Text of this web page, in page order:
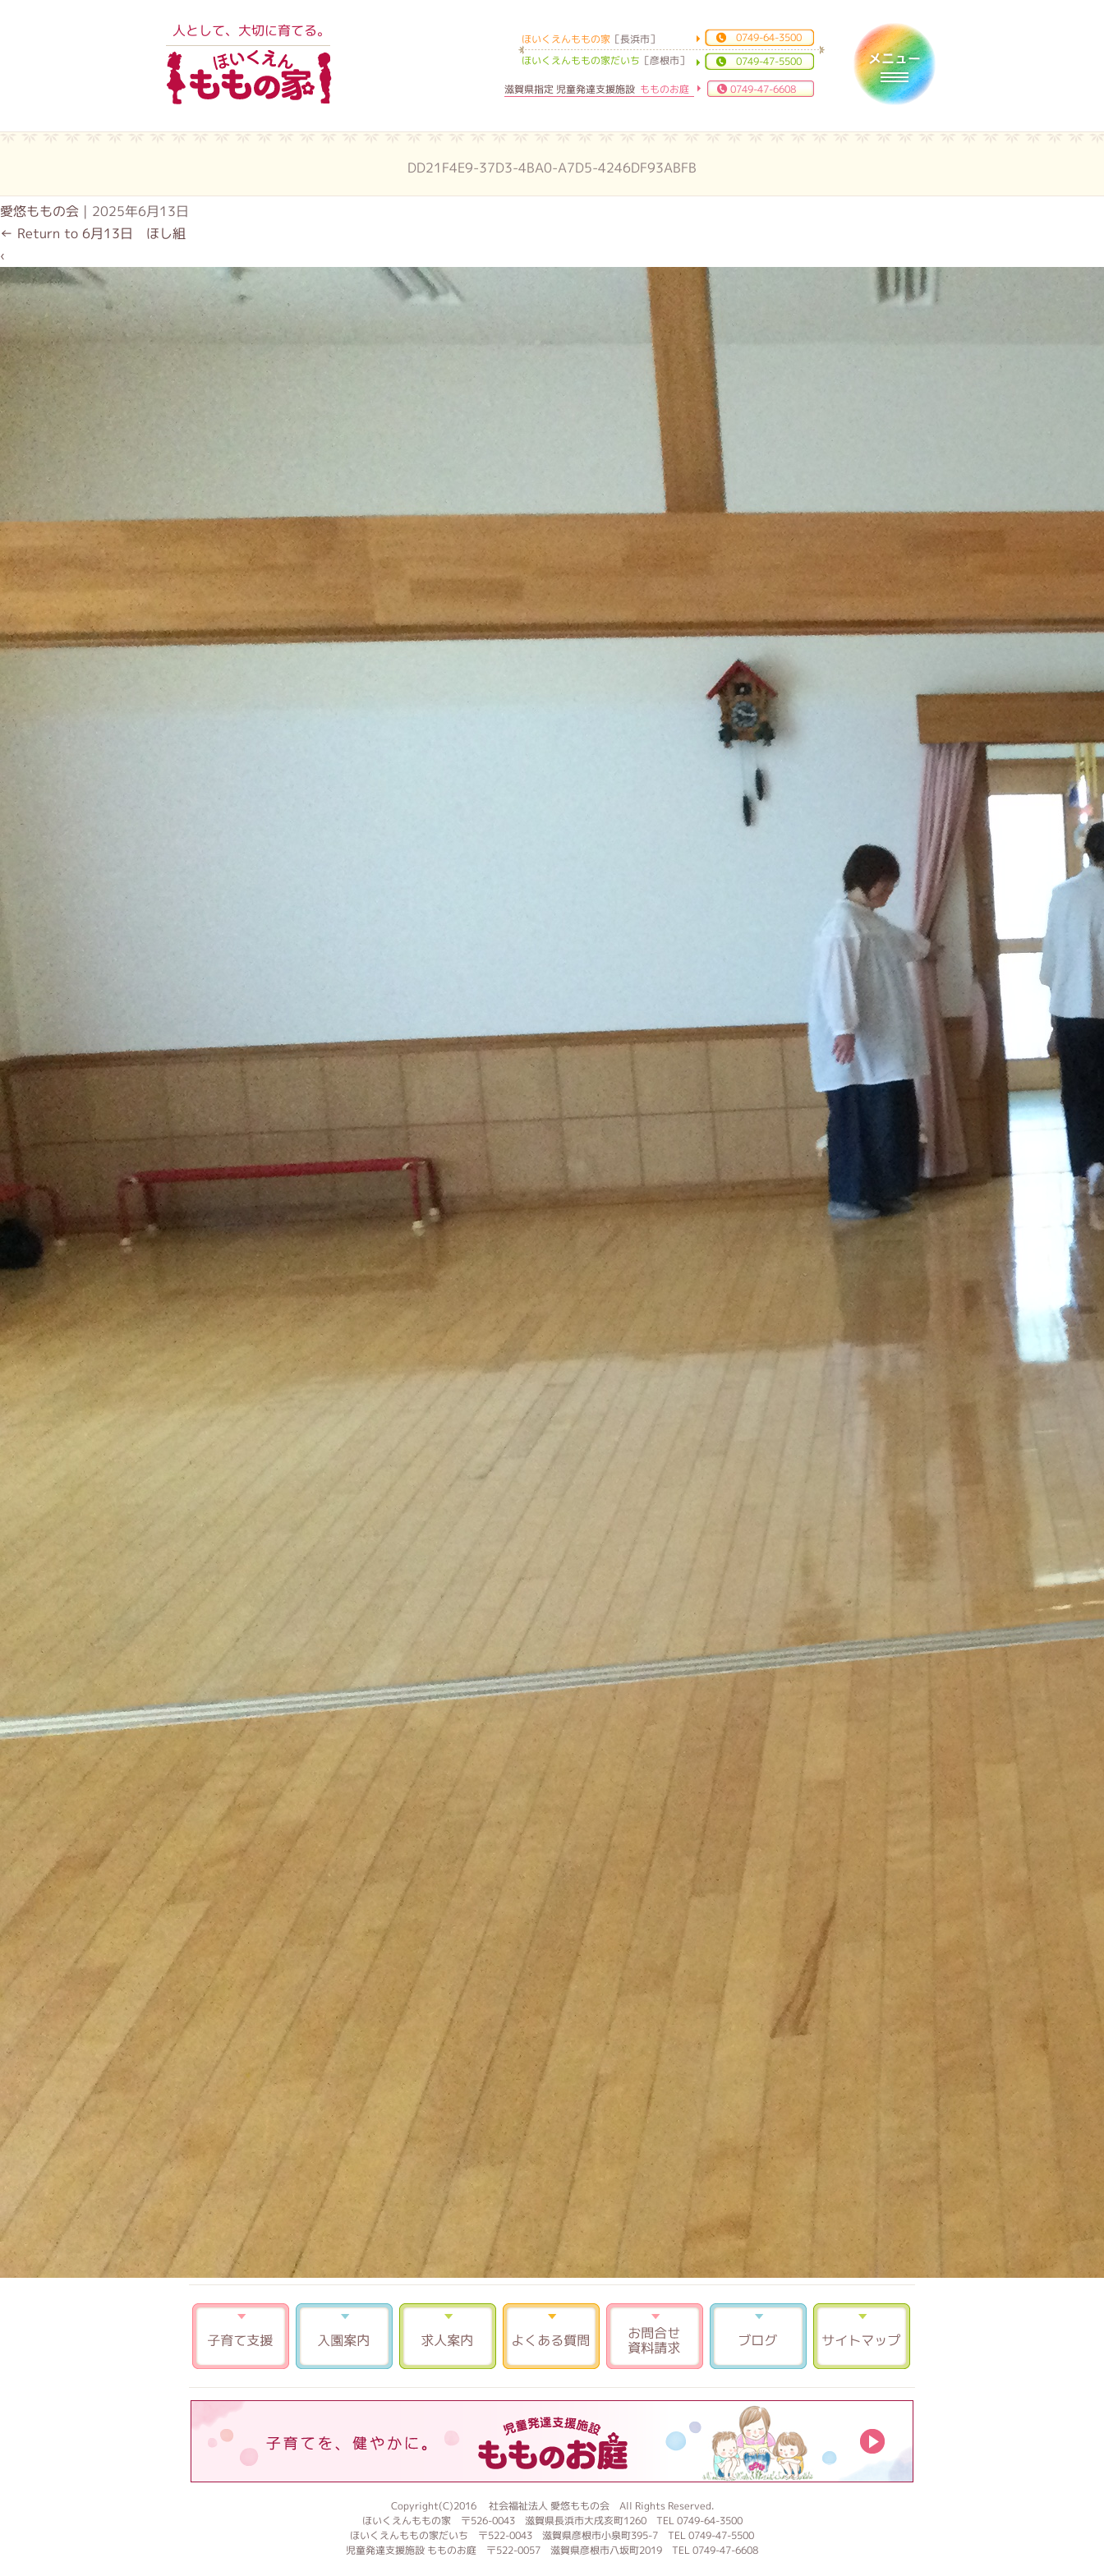
人として、大切に育てる。
ほいくえんももの家
Toggle navigation
ほいくえんももの家 ［長浜市］
0749-64-3500
ほいくえんももの家だいち ［彦根市］
0749-47-5500
滋賀県指定 児童発達支援施設 もものお庭 0749-47-6608
DD21F4E9-37D3-4BA0-A7D5-4246DF93ABFB
愛悠ももの会 | 2025年6月13日
← Return to 6月13日 ほし組
‹
子育て支援 入園案内 求人案内 よくある質問 お問合せ 資料請求 ブログ
Copyright(C)2016 社会福祉法人 愛悠ももの会 All Rights Reserved.
ほいくえんももの家 〒526-0043 滋賀県長浜市大戌亥町1260 TEL 0749-64-3500
ほいくえんももの家だいち 〒522-0043 滋賀県彦根市小泉町395-7 TEL 0749-47-5500
児童発達支援施設 もものお庭 〒522-0057 滋賀県彦根市八坂町2019 TEL 0749-47-6608